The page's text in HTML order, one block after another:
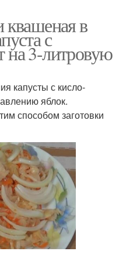
квашеная в
с
3-литровую
капусты с кисло-
яблок.
способом заготовки